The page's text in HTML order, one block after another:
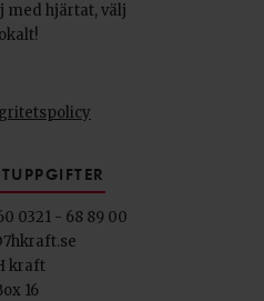
med hjärtat, välj
0321 - 68 89 00
kraft
16